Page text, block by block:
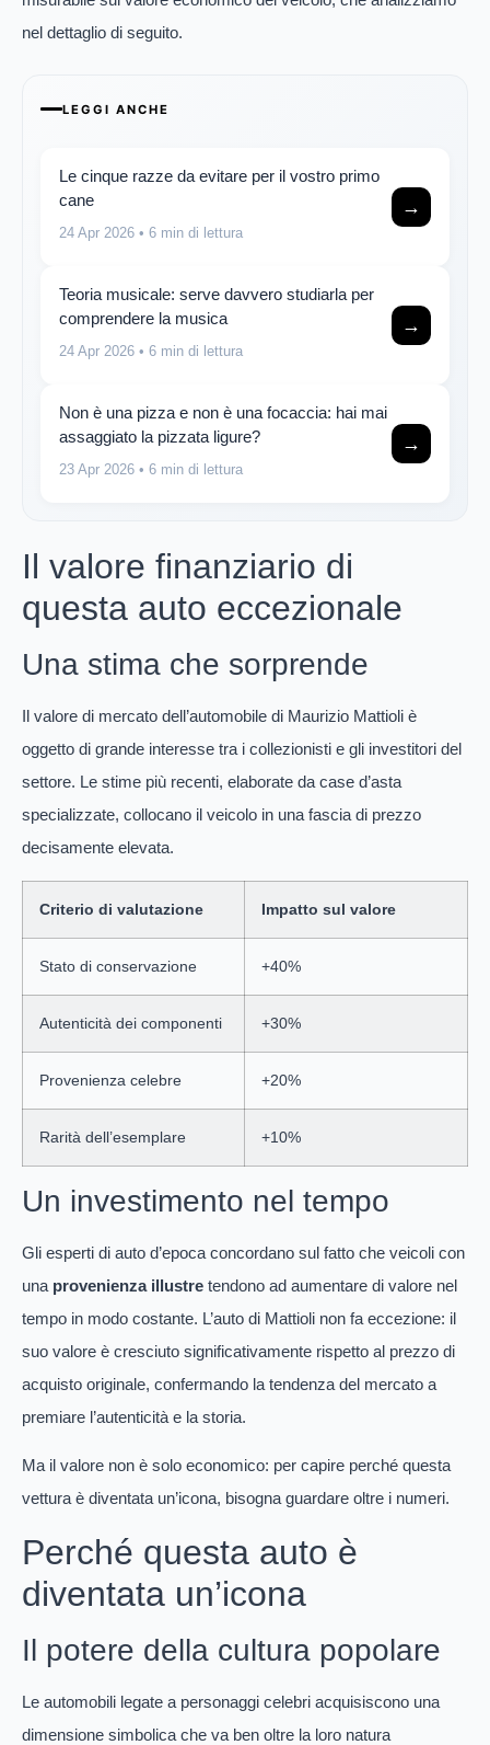
nel dettaglio di seguito.
LEGGI ANCHE
Le cinque razze da evitare per il vostro primo
cane
24 Apr 2026 • 6 min di lettura
→
Teoria musicale: serve davvero studiarla per
comprendere la musica
24 Apr 2026 • 6 min di lettura
→
Non è una pizza e non è una focaccia: hai mai
assaggiato la pizzata ligure?
23 Apr 2026 • 6 min di lettura
→
Il valore finanziario di
questa auto eccezionale
Una stima che sorprende
Il valore di mercato dell’automobile di Maurizio Mattioli è
oggetto di grande interesse tra i collezionisti e gli investitori del
settore. Le stime più recenti, elaborate da case d’asta
specializzate, collocano il veicolo in una fascia di prezzo
decisamente elevata.
Criterio di valutazione Impatto sul valore
Stato di conservazione +40%
Autenticità dei componenti +30%
Provenienza celebre +20%
Rarità dell’esemplare +10%
Un investimento nel tempo
Gli esperti di auto d’epoca concordano sul fatto che veicoli con
una provenienza illustre tendono ad aumentare di valore nel
tempo in modo costante. L’auto di Mattioli non fa eccezione: il
suo valore è cresciuto significativamente rispetto al prezzo di
acquisto originale, confermando la tendenza del mercato a
premiare l’autenticità e la storia.
Ma il valore non è solo economico: per capire perché questa
vettura è diventata un’icona, bisogna guardare oltre i numeri.
Perché questa auto è
diventata un’icona
Il potere della cultura popolare
Le automobili legate a personaggi celebri acquisiscono una
dimensione simbolica che va ben oltre la loro natura